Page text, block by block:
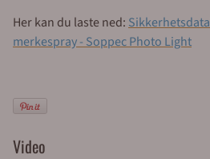
Her kan du laste ned:
merkespray - Soppec Photo Light
Video